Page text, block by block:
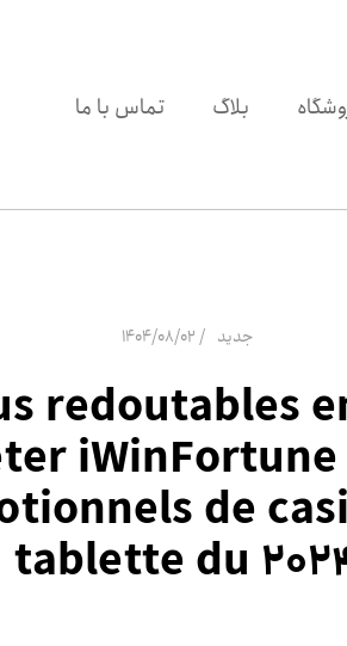
بلاگ تماس با ما
جدید 1404/08/02
redoutables
iWinFortune
de
tablette du